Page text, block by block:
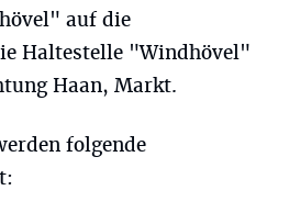
auf die
Haltestelle "Windhövel"
Haan, Markt.
folgende